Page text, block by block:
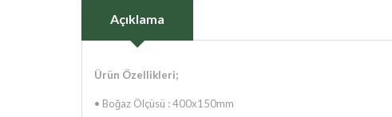
Açıklama
Ürün Özellikleri;
• Boğaz Ölçüsü : 400x150mm